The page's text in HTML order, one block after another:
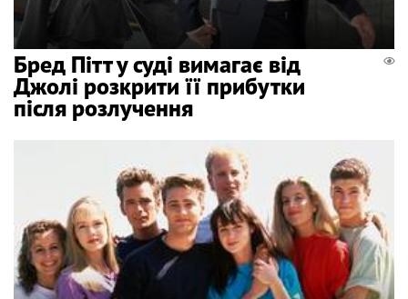
Бред Пітт у суді вимагає від
Джолі розкрити її прибутки
після розлучення